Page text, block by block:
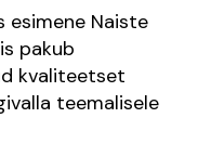
esimene Naiste
pakub
kvaliteetset
teemalisele